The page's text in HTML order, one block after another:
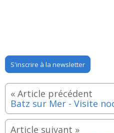
S'inscrire à la newsletter